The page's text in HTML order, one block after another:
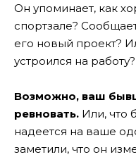
Он упоминает, как
спортзале?
его новый проект?
устроился на работу?
Возможно, ваш
ревновать. Или, что
надеется на ваше
заметили, что он